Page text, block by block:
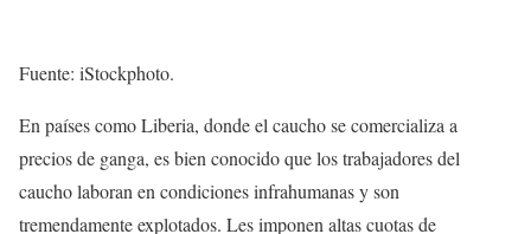
Fuente: iStockphoto.
En países como Liberia, donde el caucho se comercializa a
precios de ganga, es bien conocido que los trabajadores del
caucho laboran en condiciones infrahumanas y son
tremendamente explotados. Les imponen altas cuotas de